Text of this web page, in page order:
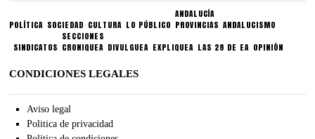
POLÍTICA SOCIEDAD CULTURA LO PÚBLICO
ANDALUCÍA
PROVINCIAS ANDALUCISMO
SINDICATOS
SECCIONES
CRONIQUEA DIVULGUEA EXPLIQUEA LAS 28 DE EA OPINIÓN
CONDICIONES LEGALES
Aviso legal
Politica de privacidad